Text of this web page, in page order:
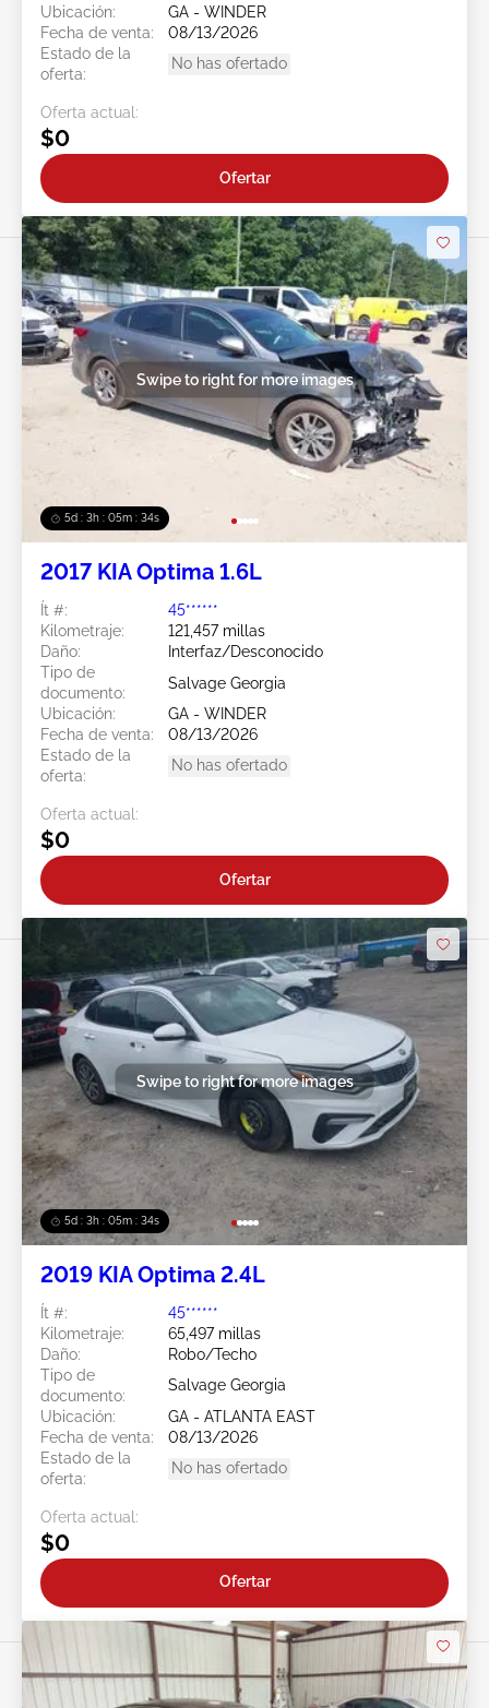
Ubicación:
GA - WINDER
Fecha de venta:
08/13/2026
Estado de la
oferta:
No has ofertado
Oferta actual:
$0
Ofertar
5d : 3h : 05m : 31s
Swipe to right for more images
2017 KIA Optima 1.6L
Ít #:
45******
Kilometraje:
121,457 millas
Daño:
Interfaz/Desconocido
Tipo de
documento:
Salvage Georgia
Ubicación:
GA - WINDER
Fecha de venta:
08/13/2026
Estado de la
oferta:
No has ofertado
Oferta actual:
$0
Ofertar
5d : 3h : 05m : 31s
Swipe to right for more images
2019 KIA Optima 2.4L
Ít #:
45******
Kilometraje:
65,497 millas
Daño:
Robo/Techo
Tipo de
documento:
Salvage Georgia
Ubicación:
GA - ATLANTA EAST
Fecha de venta:
08/13/2026
Estado de la
oferta:
No has ofertado
Oferta actual:
$0
Ofertar